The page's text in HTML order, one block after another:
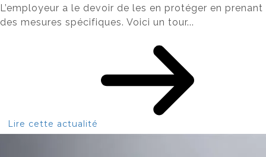
L’employeur a le devoir de les en protéger en prenant
des mesures spécifiques. Voici un tour...
Lire cette actualité